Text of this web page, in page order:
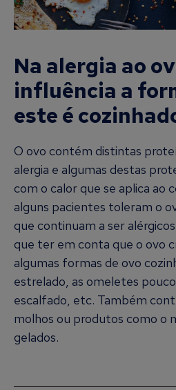
Na alergia ao
influência a
este é
O ovo contém distintas
alergia e algumas destas
com o calor que se aplica ao
alguns pacientes toleram o
que continuam a ser
que ter em conta que o ovo
algumas formas de ovo
estrelado, as omeletes
escalfado, etc. Também
molhos ou produtos como o
gelados.